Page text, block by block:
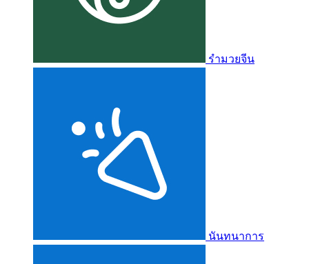
รำมวยจีน
นันทนาการ